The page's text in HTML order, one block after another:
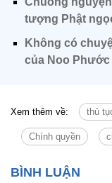
tượng Phật
Không có
của Noo Phước
Xem thêm về: thủ
Chính quyền